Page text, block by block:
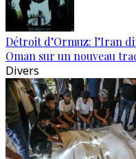
Détroit d’Ormuz: l’Iran
Oman sur un nouveau
Divers